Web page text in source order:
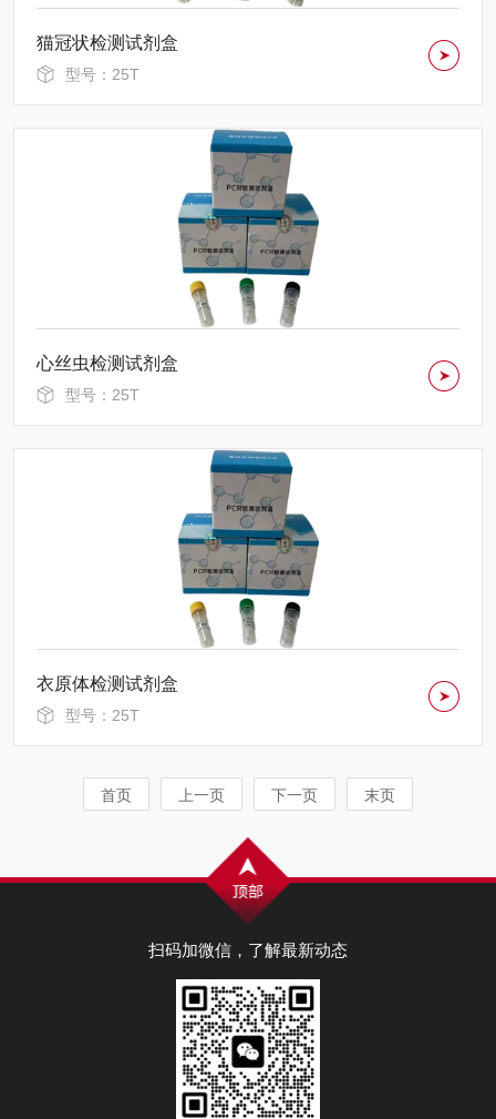
猫冠状检测试剂盒
型号：25T
心丝虫检测试剂盒
型号：25T
衣原体检测试剂盒
型号：25T
首页 上一页 下一页 末页
扫码加微信，了解最新动态